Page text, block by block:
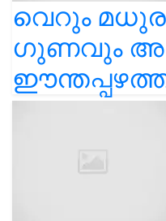
വെറും
ഗുണവും